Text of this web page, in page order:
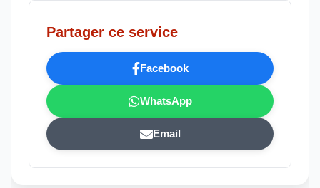
Partager ce service
Facebook
WhatsApp
Email